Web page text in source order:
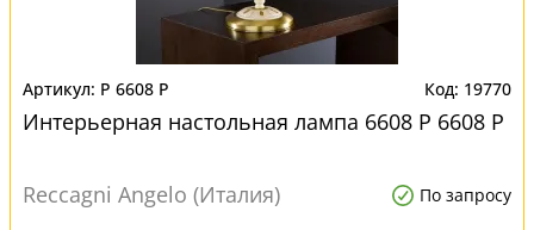
P 6608 P 19770
Интерьерная настольная лампа 6608 P 6608 P
Reccagni Angelo (Италия) По запросу